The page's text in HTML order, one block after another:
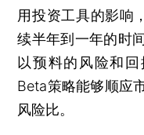
用投资工具的影响
续半年到一年的时
以预料的风险和
Beta策略能够顺应
风险比。